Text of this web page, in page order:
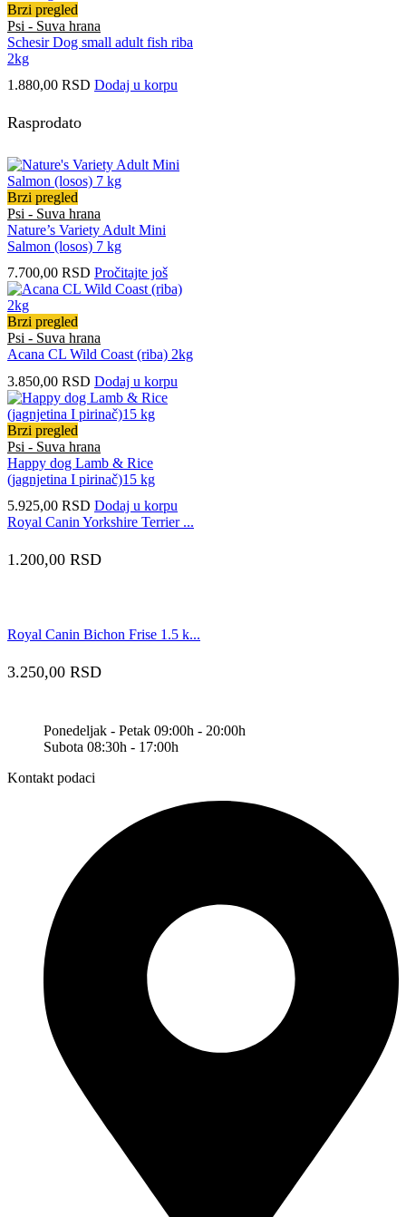
Brzi pregled
Psi - Suva hrana
Schesir Dog small adult fish riba
2kg
1.880,00 RSD Dodaj u korpu
Rasprodato
Brzi pregled
Psi - Suva hrana
Nature’s Variety Adult Mini
Salmon (losos) 7 kg
7.700,00 RSD Pročitajte još
Brzi pregled
Psi - Suva hrana
Acana CL Wild Coast (riba) 2kg
3.850,00 RSD Dodaj u korpu
Brzi pregled
Psi - Suva hrana
Happy dog Lamb & Rice
(jagnjetina I pirinač)15 kg
5.925,00 RSD Dodaj u korpu
Royal Canin Yorkshire Terrier ...
1.200,00 RSD
Royal Canin Bichon Frise 1.5 k...
3.250,00 RSD
Ponedeljak - Petak 09:00h - 20:00h
Subota 08:30h - 17:00h
Kontakt podaci